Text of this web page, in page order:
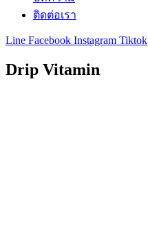
ติดต่อเรา
Line Facebook Instagram Tiktok
Drip Vitamin